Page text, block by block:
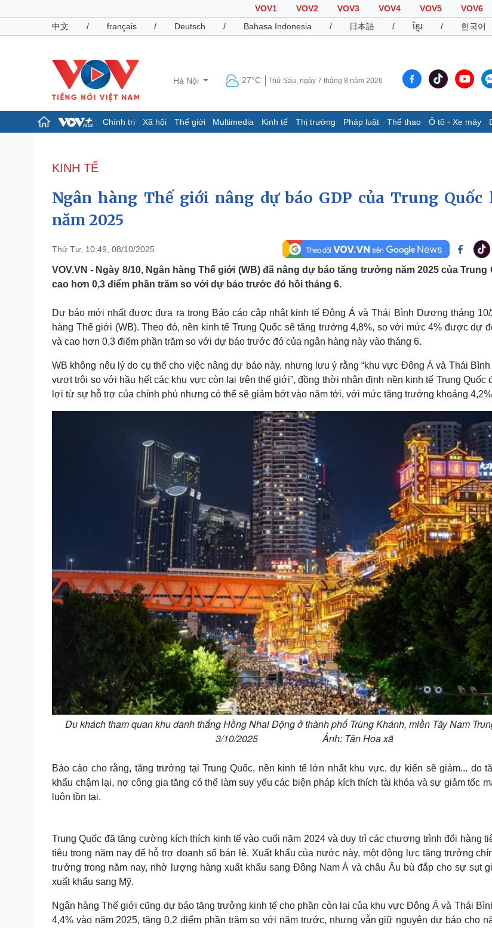
VOV1 VOV2 VOV3 VOV4 VOV5 VOV6
中文
/ français / Deutsch / Bahasa Indonesia / 日本語 / ខ្មែរ / 한국어
Hà Nội 27°C Thứ Sáu, ngày 7 tháng 8 năm 2026
Chính trị Xã hội Thế giới Multimedia Kinh tế Thị trường Pháp luật Thể thao Ô tô - Xe máy
Đảng
Tổ chức nhân sự
Nhận diện sự thật
Dấu ấn VOV
Infographic
Pháp luật
Tin nóng
Tư vấn luật
Việt Nam
Phân tích
Thể thao
Lịch thi đấu bóng đá
Thế giới thể thao
Hậu trường
Ô tô - Xe máy
Xe máy
Sức khỏe
Dinh dưỡng - món ngon
Cây thuốc
Sản phụ khoa
Nhi khoa
Nam khoa
Làm đẹp - giảm cân
Đời sống
Blog
Tình yêu - Gia đình
Văn hóa
Sân khấu - Điện ảnh
Văn học
Âm nhạc
Di sản
Giải trí
Thời trang
Sao Việt
KINH TẾ
Ngân hàng Thế giới nâng dự báo GDP của Trung Quốc
năm 2025
Thứ Tư, 10:49, 08/10/2025
VOV.VN - Ngày 8/10, Ngân hàng Thế giới (WB) đã nâng dự báo tăng trưởng năm 2025 của Trung
cao hơn 0,3 điểm phần trăm so với dự báo trước đó hồi tháng 6.
Dự báo mới nhất được đưa ra trong Báo cáo cập nhật kinh tế Đông Á và Thái Bình Dương tháng 10/
hàng Thế giới (WB). Theo đó, nền kinh tế Trung Quốc sẽ tăng trưởng 4,8%, so với mức 4% được dự
và cao hơn 0,3 điểm phần trăm so với dự báo trước đó của ngân hàng này vào tháng 6.
WB không nêu lý do cụ thể cho việc nâng dự báo này, nhưng lưu ý rằng “khu vực Đông Á và Thái
vượt trội so với hầu hết các khu vực còn lại trên thế giới”, đồng thời nhận định nền kinh tế Trung
lợi từ sự hỗ trợ của chính phủ nhưng có thể sẽ giảm bớt vào năm tới, với mức tăng trưởng khoảng
Du khách tham quan khu danh thắng Hồng Nhai Động ở thành phố Trùng Khánh, miền Tây Nam
3/10/2025 Ảnh: Tân Hoa xã
Báo cáo cho rằng, tăng trưởng tại Trung Quốc, nền kinh tế lớn nhất khu vực, dự kiến ​​sẽ giảm... do
khẩu chậm lại, nợ công gia tăng có thể làm suy yếu các biện pháp kích thích tài khóa và sự giảm tốc
luôn tồn tại.
Trung Quốc đã tăng cường kích thích kinh tế vào cuối năm 2024 và duy trì các chương trình đổi hàng
tiêu trong năm nay để hỗ trợ doanh số bán lẻ. Xuất khẩu của nước này, một động lực tăng trưởng
trưởng trong năm nay, nhờ lượng hàng xuất khẩu sang Đông Nam Á và châu Âu bù đắp cho sự sụt
xuất khẩu sang Mỹ.
Ngân hàng Thế giới cũng dự báo tăng trưởng kinh tế cho phần còn lại của khu vực Đông Á và Thái
4,4% vào năm 2025, tăng 0,2 điểm phần trăm so với năm trước, nhưng vẫn giữ nguyên dự báo cho